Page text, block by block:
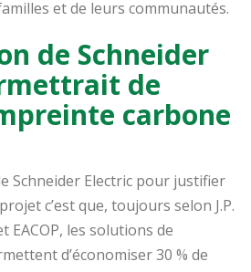
et de leurs communautés.
de Schneider
de
carbone
Schneider Electric pour justifier
c’est que, toujours selon J.P.
EACOP, les solutions de
d’économiser 30 % de